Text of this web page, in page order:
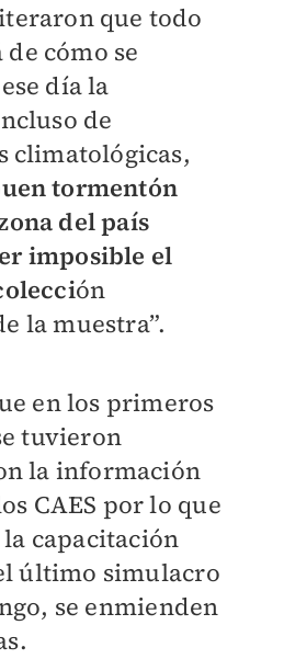
que todo
cómo se
día la
de
climatológicas,
tormentón
del país
imposible el
ón
la muestra”.
en los primeros
tuvieron
la información
CAES por lo que
capacitación
último simulacro
se enmienden